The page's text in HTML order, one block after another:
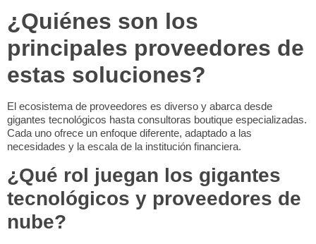
¿Quiénes son los
principales proveedores de
estas soluciones?
El ecosistema de proveedores es diverso y abarca desde
gigantes tecnológicos hasta consultoras boutique especializadas.
Cada uno ofrece un enfoque diferente, adaptado a las
necesidades y la escala de la institución financiera.
¿Qué rol juegan los gigantes
tecnológicos y proveedores de
nube?